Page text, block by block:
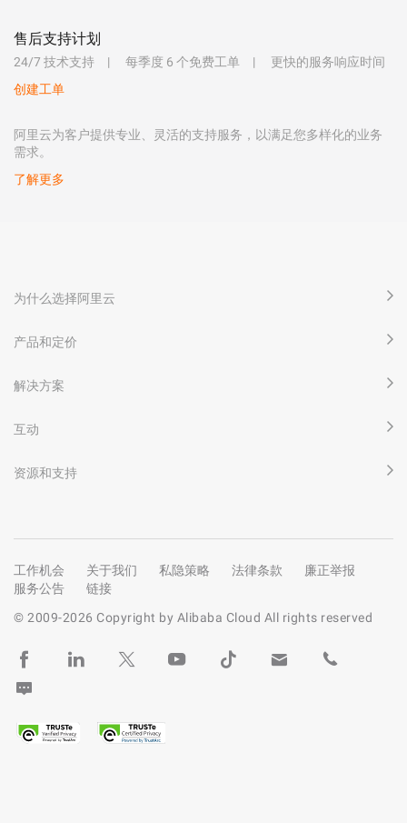
售后支持计划
24/7 技术支持 每季度 6 个免费工单
更快的服务响应时间
创建工单
阿里云为客户提供专业、灵活的支持服务，以满足您多样化的业务
需求。
了解更多
为什么选择阿里云
产品和定价
解决方案
互动
资源和支持
工作机会 关于我们 私隐策略 法律条款
廉正举报
服务公告
链接
© 2009-2026 Copyright by Alibaba Cloud All rights reserved